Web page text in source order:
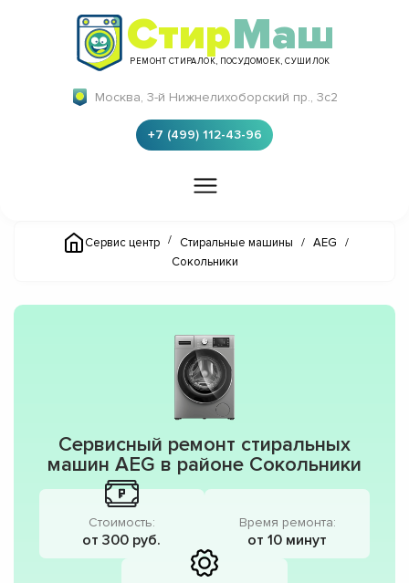
СтирМаш
РЕМОНТ СТИРАЛОК, ПОСУДОМОЕК, СУШИЛОК
Москва, 3-й Нижнелихоборский пр., 3с2
+7 (499) 112-43-96
Сервис центр / Стиральные машины / AEG
/
Сокольники
Сервисный ремонт стиральных
машин AEG в районе Сокольники
Стоимость:
от 300 руб.
Время ремонта:
от 10 минут